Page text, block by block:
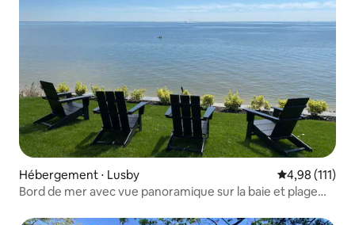
Hébergement ⋅ Lusby Évaluation
4,98 (111)
Bord de mer avec vue panoramique sur la baie et plage